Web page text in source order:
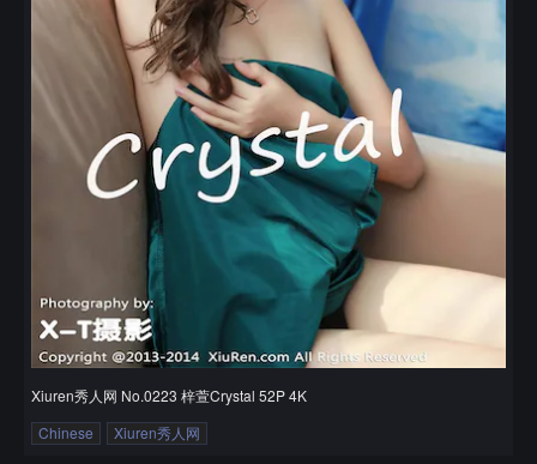
Xiuren秀人网 No.0223 梓萱Crystal 52P 4K
Chinese
Xiuren秀人网